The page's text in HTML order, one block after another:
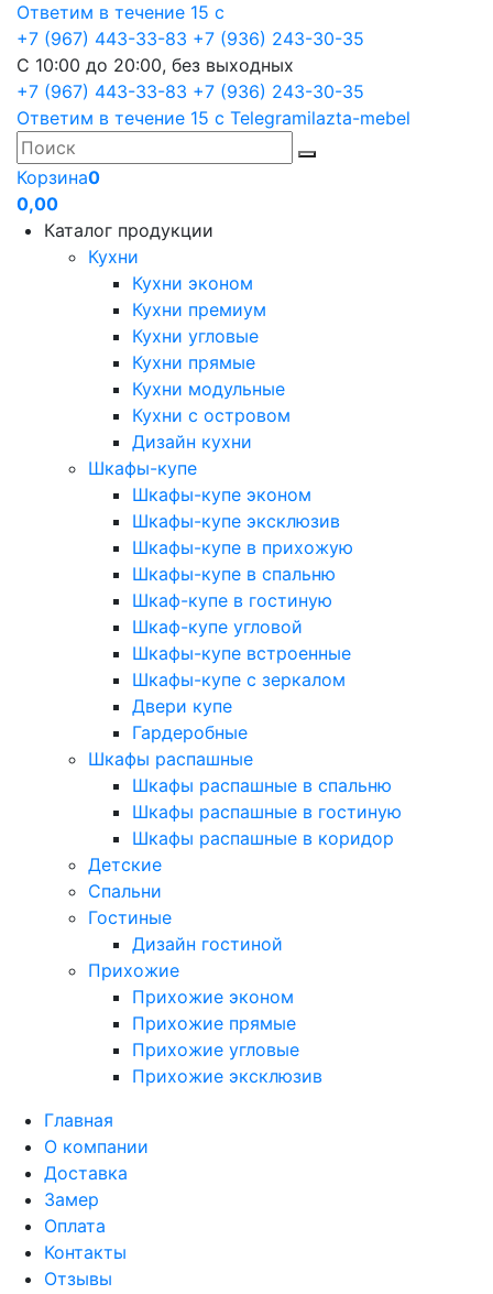
Ответим в течение 15 с
+7 (967) 443-33-83 +7 (936) 243-30-35
С 10:00 до 20:00, без выходных
+7 (967) 443-33-83 +7 (936) 243-30-35
Ответим в течение 15 с Telegramilazta-mebel
Корзина0
0,00
Каталог продукции
Кухни
Кухни эконом
Кухни премиум
Кухни угловые
Кухни прямые
Кухни модульные
Кухни с островом
Дизайн кухни
Шкафы-купе
Шкафы-купе эконом
Шкафы-купе эксклюзив
Шкафы-купе в прихожую
Шкафы-купе в спальню
Шкаф-купе в гостиную
Шкаф-купе угловой
Шкафы-купе встроенные
Шкафы-купе с зеркалом
Двери купе
Гардеробные
Шкафы распашные
Шкафы распашные в спальню
Шкафы распашные в гостиную
Шкафы распашные в коридор
Детские
Спальни
Гостиные
Дизайн гостиной
Прихожие
Прихожие эконом
Прихожие прямые
Прихожие угловые
Прихожие эксклюзив
Главная
О компании
Доставка
Замер
Оплата
Контакты
Отзывы